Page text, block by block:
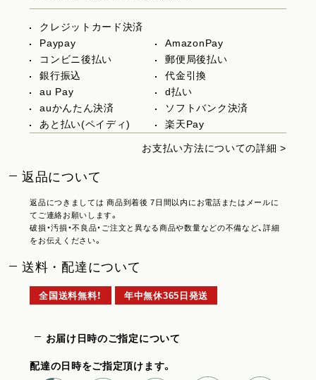
クレジットカード決済
Paypay
AmazonPay
コンビニ後払い
郵便局後払い
銀行振込
代金引換
au Pay
d払い
auかんたん決済
ソフトバンク決済
あと払い(ペイディ)
楽天Pay
お支払い方法についての詳細 >
返品について
返品につきましては 商品到着後 7日間以内にお電話またはメールに
てご連絡お願いします。
破損・汚損・不良品・ご注文と異なる商品や数量などの不備など、詳細
をお伝えください。
送料・配達について
全国送料無料！ 年中無休365日発送
お届け日時のご指定について
配達の日時をご指定頂けます。